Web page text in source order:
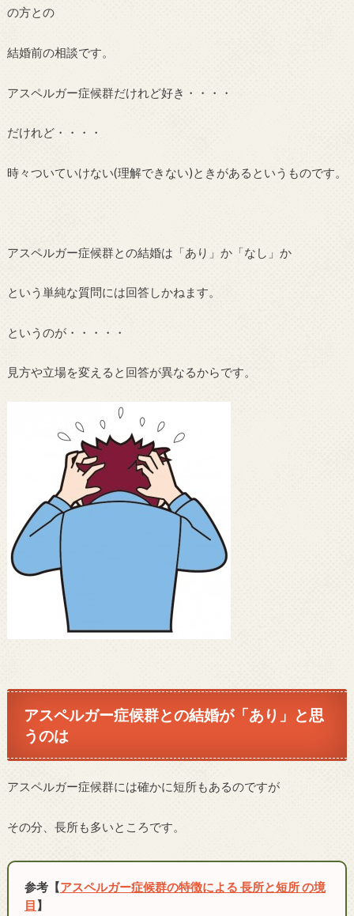
の方との
結婚前の相談です。
アスペルガー症候群だけれど好き・・・・
だけれど・・・・
時々ついていけない(理解できない)ときがあるというものです。
アスペルガー症候群との結婚は「あり」か「なし」か
という単純な質問には回答しかねます。
というのが・・・・・
見方や立場を変えると回答が異なるからです。
アスペルガー症候群との結婚が「あり」と思
うのは
アスペルガー症候群には確かに短所もあるのですが
その分、長所も多いところです。
参考【アスペルガー症候群の特徴による 長所と短所 の境
目 】